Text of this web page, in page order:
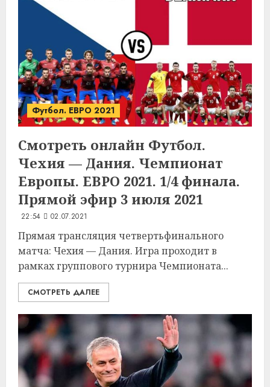
Футбол. ЕВРО 2021
Смотреть онлайн Футбол.
Чехия — Дания. Чемпионат
Европы. ЕВРО 2021. 1/4 финала.
Прямой эфир 3 июля 2021
22:54 02.07.2021
Прямая трансляция четвертьфинального
матча: Чехия — Дания. Игра проходит в
рамках группового турнира Чемпионата...
СМОТРЕТЬ ДАЛЕЕ